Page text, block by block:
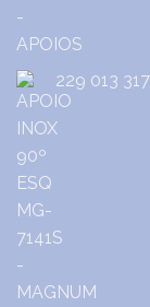
229 013 317